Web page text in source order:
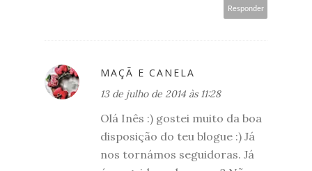
Responder
MAÇÃ E CANELA
13 de julho de 2014 às 11:28
Olá Inês :) gostei muito da boa
disposição do teu blogue :) Já
nos tornámos seguidoras. Já